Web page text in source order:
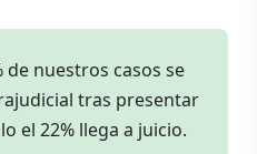
de nuestros casos se
tras presentar
el 22% llega a juicio.